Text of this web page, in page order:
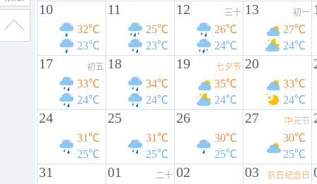
10
32℃
23℃
11
25℃
23℃
12 三十
26℃
24℃
13 初一
27℃
24℃
17 初五
33℃
24℃
18
34℃
24℃
19 七夕节
35℃
24℃
20
33℃
24℃
24
31℃
25℃
25
31℃
25℃
26
30℃
25℃
27 中元节
30℃
25℃
31 01 二十 02 03 抗日纪念日